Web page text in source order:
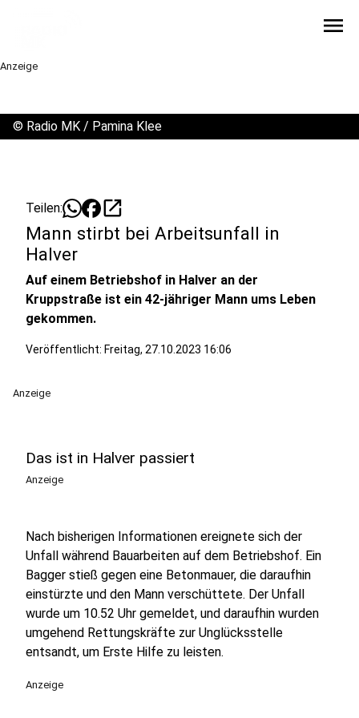
menu
Anzeige
© Radio MK / Pamina Klee
Teilen: open_in_new
Mann stirbt bei Arbeitsunfall in
Halver
Auf einem Betriebshof in Halver an der
Kruppstraße ist ein 42-jähriger Mann ums Leben
gekommen.
Veröffentlicht: Freitag, 27.10.2023 16:06
Anzeige
Das ist in Halver passiert
Anzeige
Nach bisherigen Informationen ereignete sich der
Unfall während Bauarbeiten auf dem Betriebshof. Ein
Bagger stieß gegen eine Betonmauer, die daraufhin
einstürzte und den Mann verschüttete. Der Unfall
wurde um 10.52 Uhr gemeldet, und daraufhin wurden
umgehend Rettungskräfte zur Unglücksstelle
entsandt, um Erste Hilfe zu leisten.
Anzeige